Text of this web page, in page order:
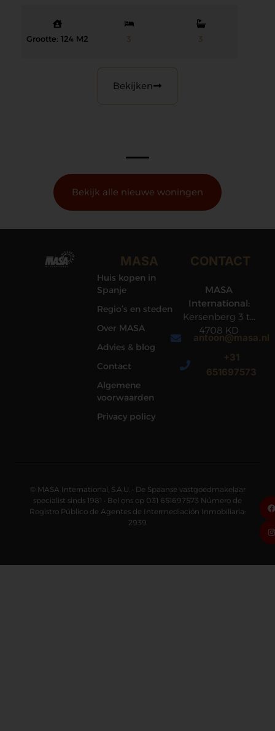
Grootte: 124 M2 3 3
Bekijken
Bekijk alle nieuwe woningen
MASA
Huis kopen in
Spanje
Regio’s en steden
Over MASA
Advies & blog
Contact
Algemene
voorwaarden
Privacy policy
CONTACT
MASA
International:
Kersenberg 3 te
4708 KD
Roosendaal
antoon@masa.nl
+31
651697573
© MASA International, S.A.U. • De Spaanse vastgoedmakelaar
specialist sinds 1981 • Bel ons op 031 651697573 Número de
Registro Público de Agentes de Intermediación Inmobiliaria:
2939